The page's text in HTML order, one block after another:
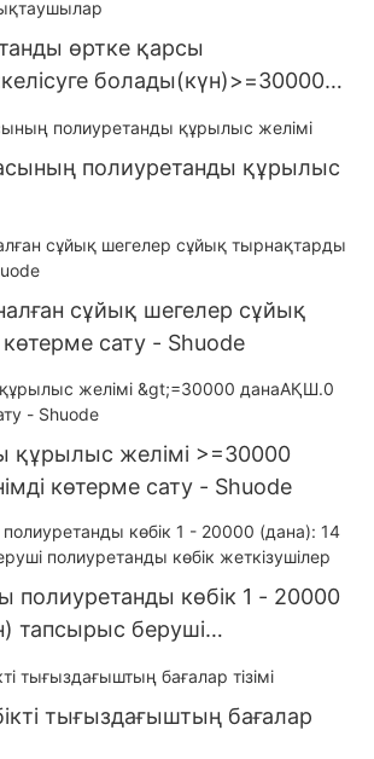
өртке қарсы
болады(күн)>=30000
полиуретанды құрылыс
сұйық шегелер сұйық
сату - Shuode
құрылыс желімі >=30000
көтерме сату - Shuode
полиуретанды көбік 1 - 20000
тапсырыс беруші
жеткізушілер
тығыздағыштың бағалар